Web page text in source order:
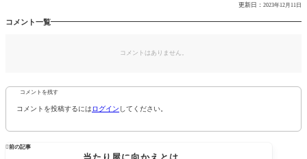
更新日： 2023年12月11日
コメント一覧
コメントはありません。
コメントを残す
コメントを投稿するにはログイン してください。
前の記事